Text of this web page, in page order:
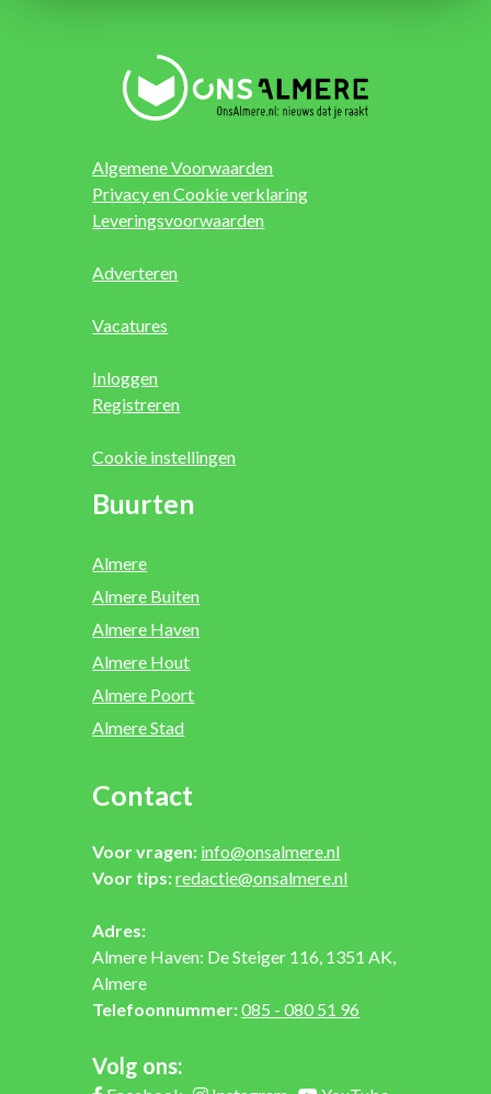
Algemene Voorwaarden
Privacy en Cookie verklaring
Leveringsvoorwaarden
Adverteren
Vacatures
Inloggen
Registreren
Cookie instellingen
Buurten
Almere
Almere Buiten
Almere Haven
Almere Hout
Almere Poort
Almere Stad
Contact
Voor vragen: info@onsalmere.nl
Voor tips:redactie@onsalmere.nl
Adres:
Almere Haven: De Steiger 116, 1351 AK,
Almere
Telefoonnummer:085 - 080 51 96
Volg ons: